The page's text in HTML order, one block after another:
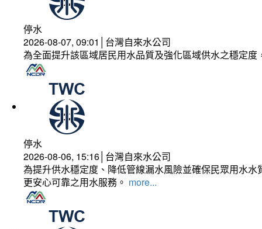
停水
2026-08-07, 09:01│台灣自來水公司
為全面提升該區域居民用水品質及強化區域供水之穩定
停水
2026-08-06, 15:16│台灣自來水公司
為提升供水穩定度、降低管線漏水風險並確保民眾用水
更安心可靠之用水服務。 more...